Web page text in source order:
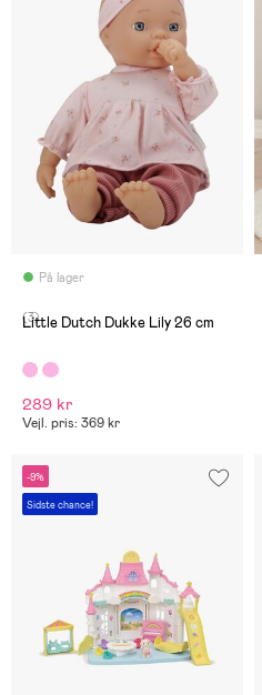
På lager
(3)
Little Dutch Dukke Lily 26 cm
289 kr
Vejl. pris: 369 kr
-9%
Sidste chance!